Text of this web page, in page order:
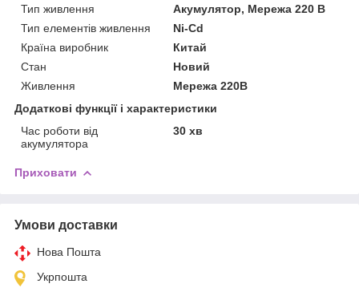
Тип живлення
Акумулятор, Мережа 220 В
Тип елементів живлення
Ni-Cd
Країна виробник
Китай
Стан
Новий
Живлення
Мережа 220В
Додаткові функції і характеристики
Час роботи від
акумулятора
30 хв
Приховати
Умови доставки
Нова Пошта
Укрпошта